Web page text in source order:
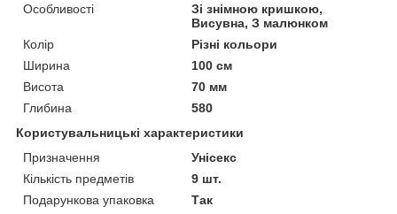
Особливості
Зі знімною кришкою,
Висувна, З малюнком
Колір
Різні кольори
Ширина
100 см
Висота
70 мм
Глибина
580
Користувальницькі характеристики
Призначення
Унісекс
Кількість предметів
9 шт.
Подарункова упаковка
Так